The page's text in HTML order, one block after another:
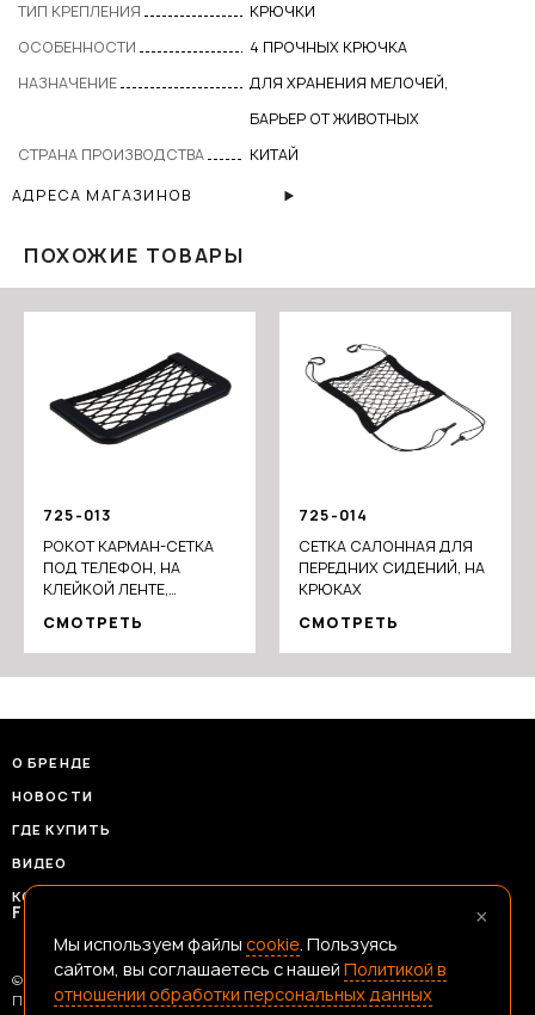
ТИП КРЕПЛЕНИЯ
КРЮЧКИ
ОСОБЕННОСТИ
4 ПРОЧНЫХ КРЮЧКА
НАЗНАЧЕНИЕ
ДЛЯ ХРАНЕНИЯ МЕЛОЧЕЙ,
БАРЬЕР ОТ ЖИВОТНЫХ
СТРАНА ПРОИЗВОДСТВА
КИТАЙ
АДРЕСА МАГАЗИНОВ
ПОХОЖИЕ ТОВАРЫ
725-013
РОКОТ КАРМАН-СЕТКА
ПОД ТЕЛЕФОН, НА
КЛЕЙКОЙ ЛЕНТЕ,
СМОТРЕТЬ
725-014
СЕТКА САЛОННАЯ ДЛЯ
ПЕРЕДНИХ СИДЕНИЙ, НА
КРЮКАХ
СМОТРЕТЬ
О БРЕНДЕ
НОВОСТИ
ГДЕ КУПИТЬ
ВИДЕО
КОНТАКТЫ
FRANSHIZAERMAK@CONSTANTA-T.RU
© 2026 Ермак — Честный Инструмент
Политика В Отношении Обработки Персональных Данных
×
Мы используем файлы cookie. Пользуясь
сайтом, вы соглашаетесь с нашей Политикой в
отношении обработки персональных данных